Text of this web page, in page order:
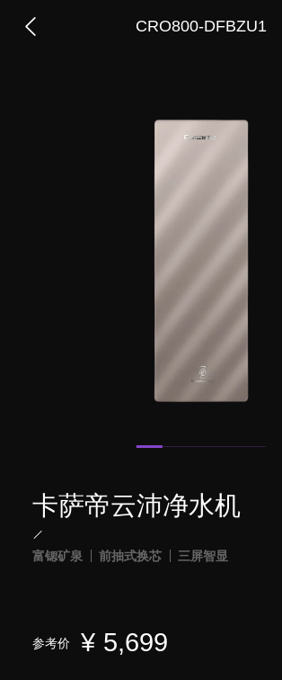
CRO800-DFBZU1
卡萨帝云沛净水机
富锶矿泉 前抽式换芯 三屏智显
参考价 ¥ 5,699